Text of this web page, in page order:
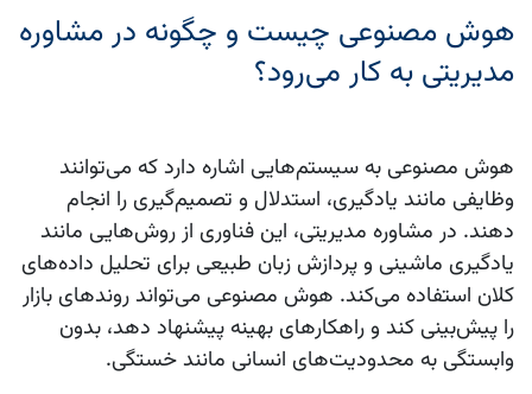
هوش مصنوعی چیست و چگونه در مشاوره
مدیریتی به کار می‌رود؟
هوش مصنوعی به سیستم‌هایی اشاره دارد که می‌توانند
وظایفی مانند یادگیری، استدلال و تصمیم‌گیری را انجام
دهند. در مشاوره مدیریتی، این فناوری از روش‌هایی مانند
یادگیری ماشینی و پردازش زبان طبیعی برای تحلیل داده‌های
کلان استفاده می‌کند. هوش مصنوعی می‌تواند روندهای بازار
را پیش‌بینی کند و راهکارهای بهینه پیشنهاد دهد، بدون
وابستگی به محدودیت‌های انسانی مانند خستگی.